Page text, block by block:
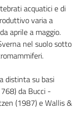
acquatici e di
varia a
aprile a maggio.
nel suolo sotto
distinta su basi
da Bucci -
(1987) e Wallis &